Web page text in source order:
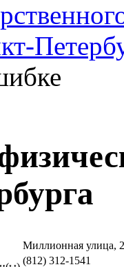
Миллионная улица,
(812) 312-1541